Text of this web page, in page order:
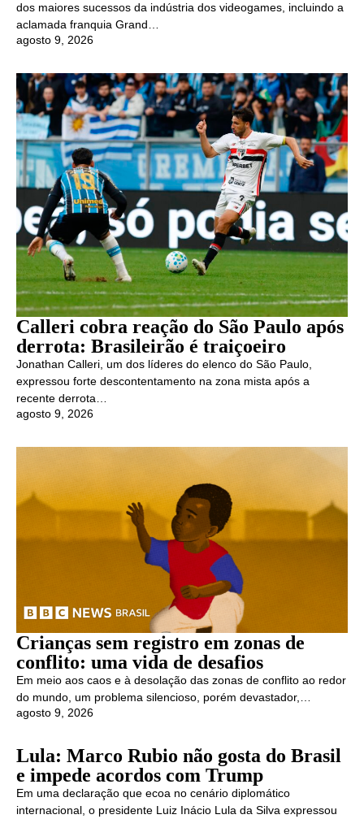
dos maiores sucessos da indústria dos videogames, incluindo a
aclamada franquia Grand…
agosto 9, 2026
Calleri cobra reação do São Paulo após
derrota: Brasileirão é traiçoeiro
Jonathan Calleri, um dos líderes do elenco do São Paulo,
expressou forte descontentamento na zona mista após a
recente derrota…
agosto 9, 2026
Crianças sem registro em zonas de
conflito: uma vida de desafios
Em meio aos caos e à desolação das zonas de conflito ao redor
do mundo, um problema silencioso, porém devastador,…
agosto 9, 2026
Lula: Marco Rubio não gosta do Brasil
e impede acordos com Trump
Em uma declaração que ecoa no cenário diplomático
internacional, o presidente Luiz Inácio Lula da Silva expressou